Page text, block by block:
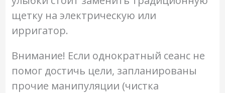
щетку на электрическую или
ирригатор.
Внимание! Если однократный сеанс не
помог достичь цели, запланированы
прочие манипуляции (чистка